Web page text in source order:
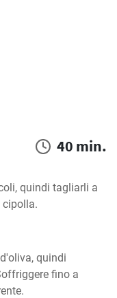
40 min.
quindi tagliarli a
cipolla.
quindi
fino a